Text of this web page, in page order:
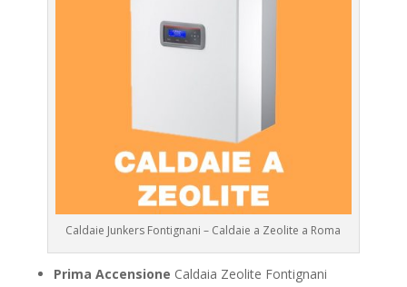
Caldaie Junkers Fontignani – Caldaie a Zeolite a Roma
Prima Accensione Caldaia Zeolite Fontignani